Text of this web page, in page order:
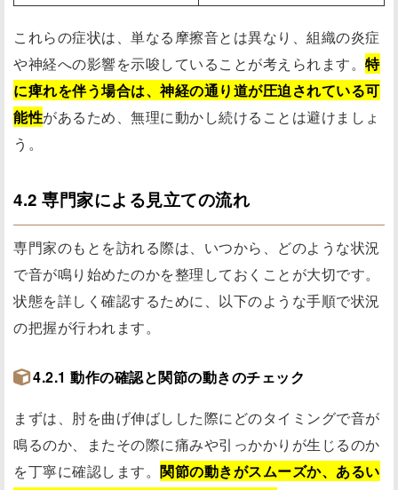
これらの症状は、単なる摩擦音とは異なり、組織の炎症
や神経への影響を示唆していることが考えられます。 特
に痺れを伴う場合は、神経の通り道が圧迫されている可
能性があるため、無理に動かし続けることは避けましょ
う。
4.2 専門家による見立ての流れ
専門家のもとを訪れる際は、いつから、どのような状況
で音が鳴り始めたのかを整理しておくことが大切です。
状態を詳しく確認するために、以下のような手順で状況
の把握が行われます。
4.2.1 動作の確認と関節の動きのチェック
まずは、肘を曲げ伸ばしした際にどのタイミングで音が
鳴るのか、またその際に痛みや引っかかりが生じるのか
を丁寧に確認します。 関節の動きがスムーズか、あるい